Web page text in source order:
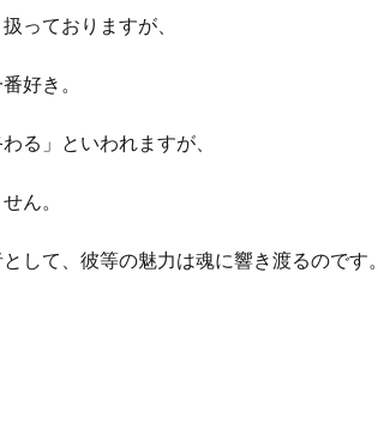
っておりますが、
好き。
る」といわれますが、
ん。
して、彼等の魅力は魂に響き渡るのです。